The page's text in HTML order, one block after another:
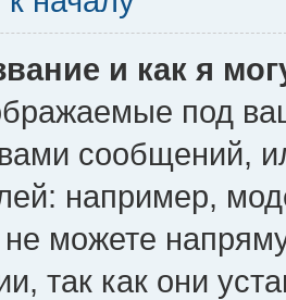
и как я
под
сообщений,
например,
можете
так как они